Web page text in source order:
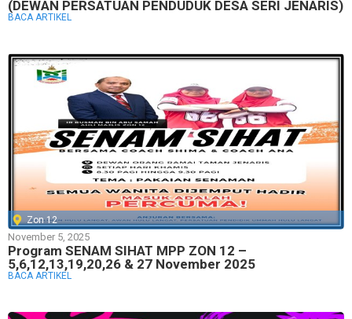
(DEWAN PERSATUAN PENDUDUK DESA SERI JENARIS)
BACA ARTIKEL
Zon 12
November 5, 2025
Program SENAM SIHAT MPP ZON 12 –
5,6,12,13,19,20,26 & 27 November 2025
BACA ARTIKEL